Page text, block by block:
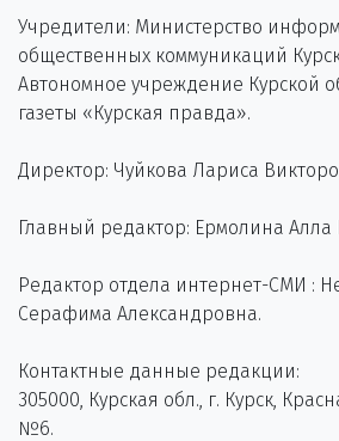
Учредители: Министерство
общественных коммуникаций
Автономное учреждение Курской
газеты «Курская правда».
Директор: Чуйкова Лариса
Главный редактор: Ермолина
Редактор отдела интернет-СМИ :
Серафима Александровна.
Контактные данные редакции:
305000, Курская обл., г. Курск,
№6.